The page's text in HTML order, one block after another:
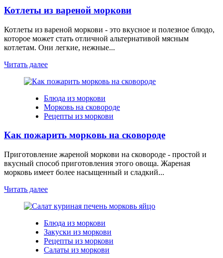
Котлеты из вареной моркови
Котлеты из вареной моркови - это вкусное и полезное блюдо,
которое может стать отличной альтернативой мясным
котлетам. Они легкие, нежные...
Читать далее
Блюда из моркови
Морковь на сковороде
Рецепты из моркови
Как пожарить морковь на сковороде
Приготовление жареной моркови на сковороде - простой и
вкусный способ приготовления этого овоща. Жареная
морковь имеет более насыщенный и сладкий...
Читать далее
Блюда из моркови
Закуски из моркови
Рецепты из моркови
Салаты из моркови